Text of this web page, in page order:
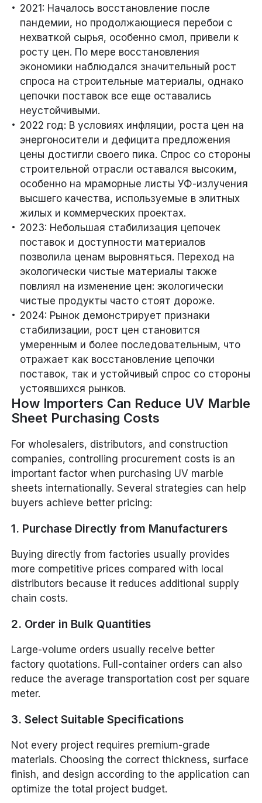
2021: Началось восстановление после
пандемии, но продолжающиеся перебои с
нехваткой сырья, особенно смол, привели к
росту цен. По мере восстановления
экономики наблюдался значительный рост
спроса на строительные материалы, однако
цепочки поставок все еще оставались
неустойчивыми.
2022 год: В условиях инфляции, роста цен на
энергоносители и дефицита предложения
цены достигли своего пика. Спрос со стороны
строительной отрасли оставался высоким,
особенно на мраморные листы УФ-излучения
высшего качества, используемые в элитных
жилых и коммерческих проектах.
2023: Небольшая стабилизация цепочек
поставок и доступности материалов
позволила ценам выровняться. Переход на
экологически чистые материалы также
повлиял на изменение цен: экологически
чистые продукты часто стоят дороже.
2024: Рынок демонстрирует признаки
стабилизации, рост цен становится
умеренным и более последовательным, что
отражает как восстановление цепочки
поставок, так и устойчивый спрос со стороны
устоявшихся рынков.
How Importers Can Reduce UV Marble
Sheet Purchasing Costs
For wholesalers, distributors, and construction
companies, controlling procurement costs is an
important factor when purchasing UV marble
sheets internationally. Several strategies can help
buyers achieve better pricing:
1. Purchase Directly from Manufacturers
Buying directly from factories usually provides
more competitive prices compared with local
distributors because it reduces additional supply
chain costs.
2. Order in Bulk Quantities
Large-volume orders usually receive better
factory quotations. Full-container orders can also
reduce the average transportation cost per square
meter.
3. Select Suitable Specifications
Not every project requires premium-grade
materials. Choosing the correct thickness, surface
finish, and design according to the application can
optimize the total project budget.